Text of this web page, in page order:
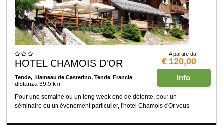
A partire da
€ 120,00
Info
HOTEL CHAMOIS D'OR
Tende, Hameau de Casterino, Tende, Francia
distanza 39,5 km
Pour une semaine ou un long week-end de détente, pour un
séminaire ou un événement particulier, l'hotel Chamois d'Or vous